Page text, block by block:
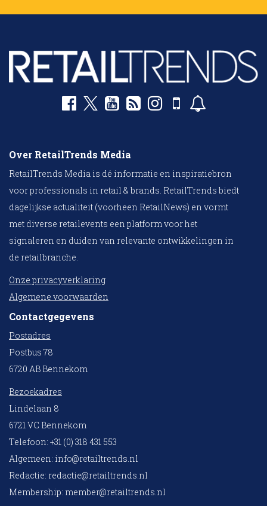
Over RetailTrends Media
RetailTrends Media is dé informatie en inspiratiebron
voor professionals in retail & brands. RetailTrends biedt
dagelijkse actualiteit (voorheen RetailNews) en vormt
met diverse retailevents een platform voor het
signaleren en duiden van relevante ontwikkelingen in
de retailbranche.
Onze privacyverklaring
Algemene voorwaarden
Contactgegevens
Postadres
Postbus 78
6720 AB Bennekom
Bezoekadres
Lindelaan 8
6721 VC Bennekom
Telefoon: +31 (0) 318 431 553
Algemeen: info@retailtrends.nl
Redactie: redactie@retailtrends.nl
Membership: member@retailtrends.nl